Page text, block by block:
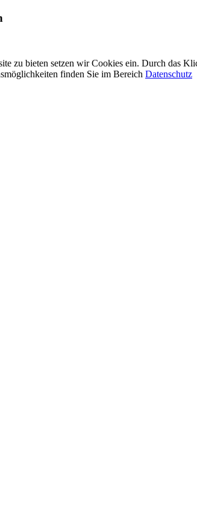
zu bieten setzen wir Cookies ein. Durch das
finden Sie im Bereich Datenschutz